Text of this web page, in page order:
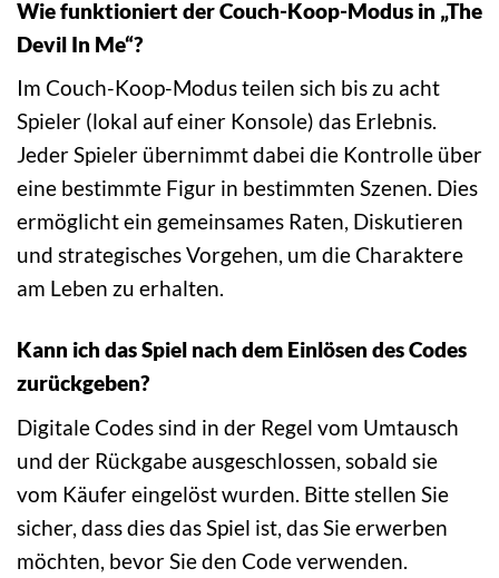
Wie funktioniert der Couch-Koop-Modus in „The
Devil In Me“?
Im Couch-Koop-Modus teilen sich bis zu acht
Spieler (lokal auf einer Konsole) das Erlebnis.
Jeder Spieler übernimmt dabei die Kontrolle über
eine bestimmte Figur in bestimmten Szenen. Dies
ermöglicht ein gemeinsames Raten, Diskutieren
und strategisches Vorgehen, um die Charaktere
am Leben zu erhalten.
Kann ich das Spiel nach dem Einlösen des Codes
zurückgeben?
Digitale Codes sind in der Regel vom Umtausch
und der Rückgabe ausgeschlossen, sobald sie
vom Käufer eingelöst wurden. Bitte stellen Sie
sicher, dass dies das Spiel ist, das Sie erwerben
möchten, bevor Sie den Code verwenden.